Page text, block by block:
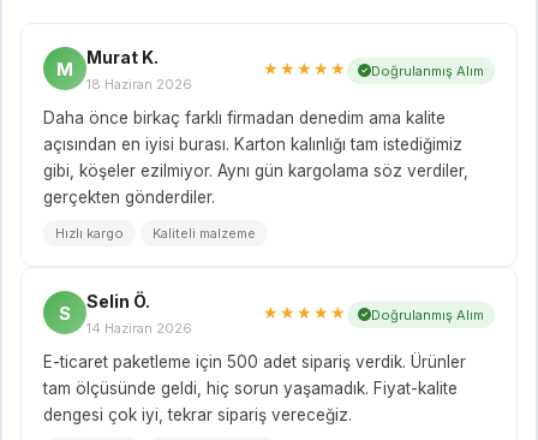
M
Murat K.
18 Haziran 2026
★★★★★ Doğrulanmış Alım
Daha önce birkaç farklı firmadan denedim ama kalite
açısından en iyisi burası. Karton kalınlığı tam istediğimiz
gibi, köşeler ezilmiyor. Aynı gün kargolama söz verdiler,
gerçekten gönderdiler.
Hızlı kargo Kaliteli malzeme
S
Selin Ö.
14 Haziran 2026
★★★★★ Doğrulanmış Alım
E-ticaret paketleme için 500 adet sipariş verdik. Ürünler
tam ölçüsünde geldi, hiç sorun yaşamadık. Fiyat-kalite
dengesi çok iyi, tekrar sipariş vereceğiz.